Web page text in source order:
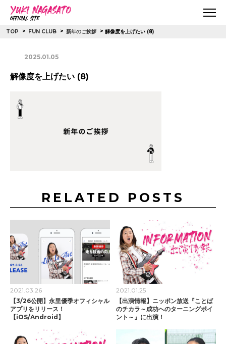
TOP > FUN CLUB > 新年のご挨拶 > 解像度を上げたい (8)
2025.01.05
解像度を上げたい (8)
RELATED POSTS
2021.03.26
【3/26公開】永里優季オフィシャル
アプリをリリース！
【iOS/Android】
2021.01.25
【出演情報】ニッポン放送『ことば
のチカラ～成功へのターニングポイ
ント～』に出演！